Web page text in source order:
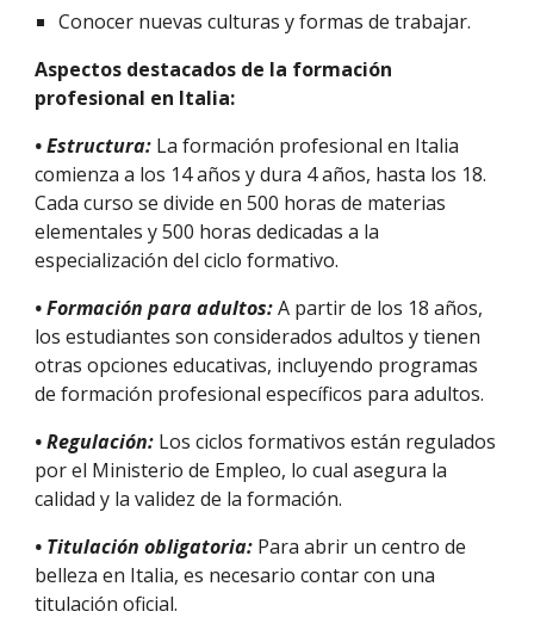
Conocer nuevas culturas y formas de trabajar.
Aspectos destacados de la formación
profesional en Italia:
• Estructura: La formación profesional en Italia
comienza a los 14 años y dura 4 años, hasta los 18.
Cada curso se divide en 500 horas de materias
elementales y 500 horas dedicadas a la
especialización del ciclo formativo.
• Formación para adultos:A partir de los 18 años,
los estudiantes son considerados adultos y tienen
otras opciones educativas, incluyendo programas
de formación profesional específicos para adultos.
• Regulación: Los ciclos formativos están regulados
por el Ministerio de Empleo, lo cual asegura la
calidad y la validez de la formación.
• Titulación obligatoria: Para abrir un centro de
belleza en Italia, es necesario contar con una
titulación oficial.